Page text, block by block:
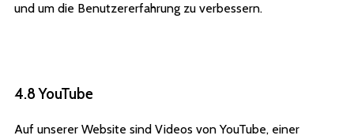
und um die Benutzererfahrung zu verbessern.
4.8 YouTube
Auf unserer Website sind Videos von YouTube, einer